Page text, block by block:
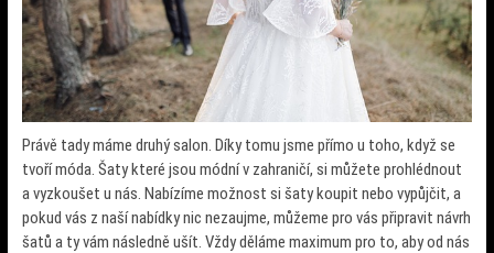
Právě tady máme druhý salon. Díky tomu jsme přímo u toho, když se
tvoří móda. Šaty které jsou módní v zahraničí, si můžete prohlédnout
a vyzkoušet u nás. Nabízíme možnost si šaty koupit nebo vypůjčit, a
pokud vás z naší nabídky nic nezaujme, můžeme pro vás připravit návrh
šatů a ty vám následně ušít. Vždy děláme maximum pro to, aby od nás